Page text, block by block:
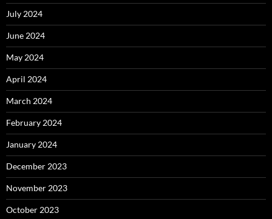
July 2024
June 2024
May 2024
April 2024
March 2024
February 2024
January 2024
December 2023
November 2023
October 2023